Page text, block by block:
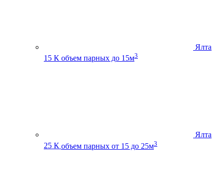
Ялта
15 К объем парных до 15м3
Ялта
25 К объем парных от 15 до 25м3